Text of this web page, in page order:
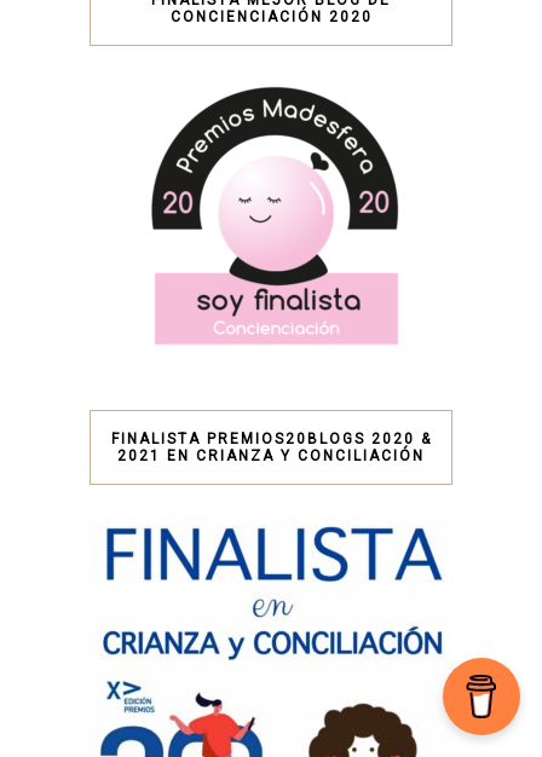
CONCIENCIACIÓN 2020
FINALISTA PREMIOS20BLOGS 2020 &
2021 EN CRIANZA Y CONCILIACIÓN